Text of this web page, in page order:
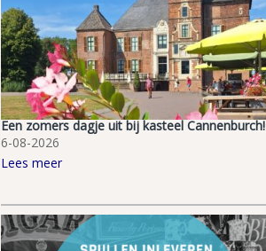
Een zomers dagje uit bij kasteel Cannenburch!
6-08-2026
Lees meer